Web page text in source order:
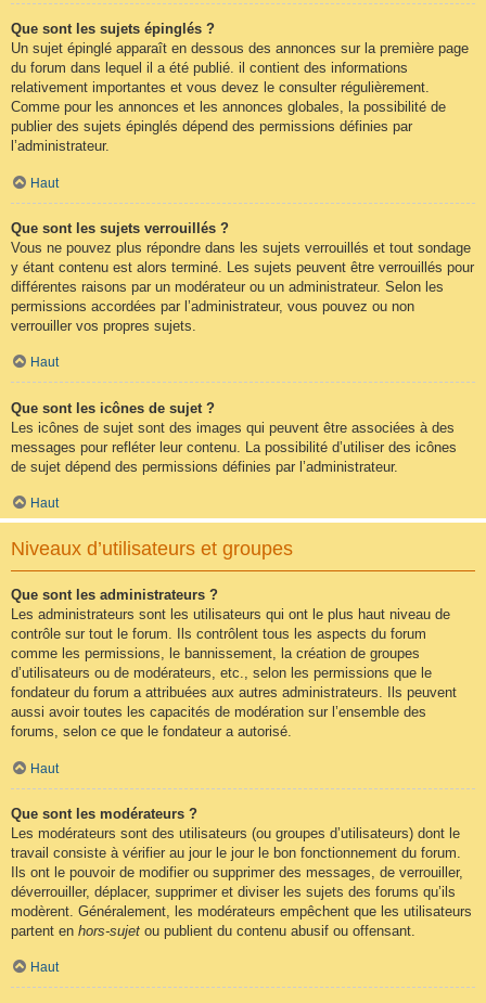
Que sont les sujets épinglés ?
Un sujet épinglé apparaît en dessous des annonces sur la première page
du forum dans lequel il a été publié. il contient des informations
relativement importantes et vous devez le consulter régulièrement.
Comme pour les annonces et les annonces globales, la possibilité de
publier des sujets épinglés dépend des permissions définies par
l’administrateur.
Haut
Que sont les sujets verrouillés ?
Vous ne pouvez plus répondre dans les sujets verrouillés et tout sondage
y étant contenu est alors terminé. Les sujets peuvent être verrouillés pour
différentes raisons par un modérateur ou un administrateur. Selon les
permissions accordées par l’administrateur, vous pouvez ou non
verrouiller vos propres sujets.
Haut
Que sont les icônes de sujet ?
Les icônes de sujet sont des images qui peuvent être associées à des
messages pour refléter leur contenu. La possibilité d’utiliser des icônes
de sujet dépend des permissions définies par l’administrateur.
Haut
Niveaux d’utilisateurs et groupes
Que sont les administrateurs ?
Les administrateurs sont les utilisateurs qui ont le plus haut niveau de
contrôle sur tout le forum. Ils contrôlent tous les aspects du forum
comme les permissions, le bannissement, la création de groupes
d’utilisateurs ou de modérateurs, etc., selon les permissions que le
fondateur du forum a attribuées aux autres administrateurs. Ils peuvent
aussi avoir toutes les capacités de modération sur l’ensemble des
forums, selon ce que le fondateur a autorisé.
Haut
Que sont les modérateurs ?
Les modérateurs sont des utilisateurs (ou groupes d’utilisateurs) dont le
travail consiste à vérifier au jour le jour le bon fonctionnement du forum.
Ils ont le pouvoir de modifier ou supprimer des messages, de verrouiller,
déverrouiller, déplacer, supprimer et diviser les sujets des forums qu’ils
modèrent. Généralement, les modérateurs empêchent que les utilisateurs
partent en hors-sujet ou publient du contenu abusif ou offensant.
Haut